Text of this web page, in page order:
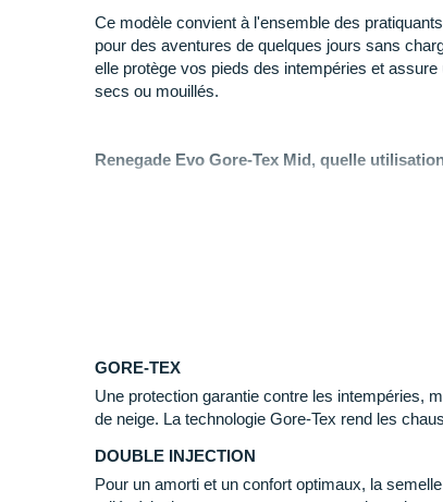
Ce modèle convient à l'ensemble des
pour des aventures de quelques jours sans
elle protège vos pieds des intempéries et assure
secs ou mouillés.
Renegade Evo Gore-Tex Mid, quelle
Pourquoi choisir la Renegade Evo Gore-Tex
Parmi ses avantages, vous appréciez :
Son haut niveau de
Sa force d'accrochepuissante en
GORE-TEX
Une protection garantie contre les intempéries,
de neige. La technologie Gore-Tex rend les
DOUBLE INJECTION
Pour un amorti et un confort optimaux, la